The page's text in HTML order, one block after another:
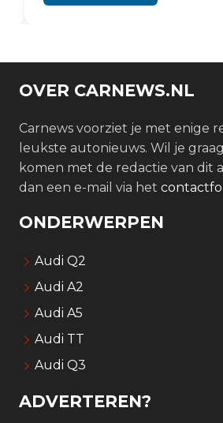
OVER CARNEWS.NL
Carnews voorziet je met enige
leukste autonieuws. Wil je
komen met de redactie van dit
dan een e-mail via het
ONDERWERPEN
Audi Q2
Audi A2
Audi A5
Audi TT
Audi Q3
ADVERTEREN?